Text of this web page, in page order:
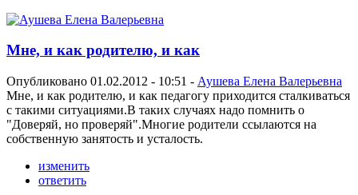
Мне, и как родителю, и как
Опубликовано 01.02.2012 - 10:51 - Аушева Елена Валерьевна
Мне, и как родителю, и как педагогу приходится сталкиваться
с такими ситуациями.В таких случаях надо помнить о
"Доверяй, но проверяй".Многие родители ссылаются на
собственную занятость и усталость.
изменить
ответить